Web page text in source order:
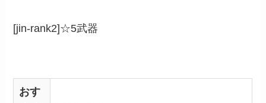
[jin-rank2]☆5武器
おす